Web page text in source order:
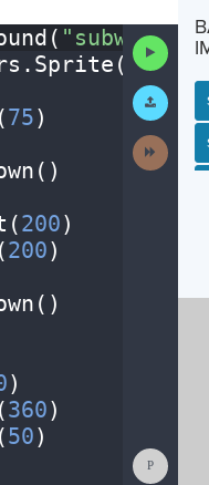
"subway"
. Sprite(
75)
200)
200)
)
360)
50)
Code
Work
Activity